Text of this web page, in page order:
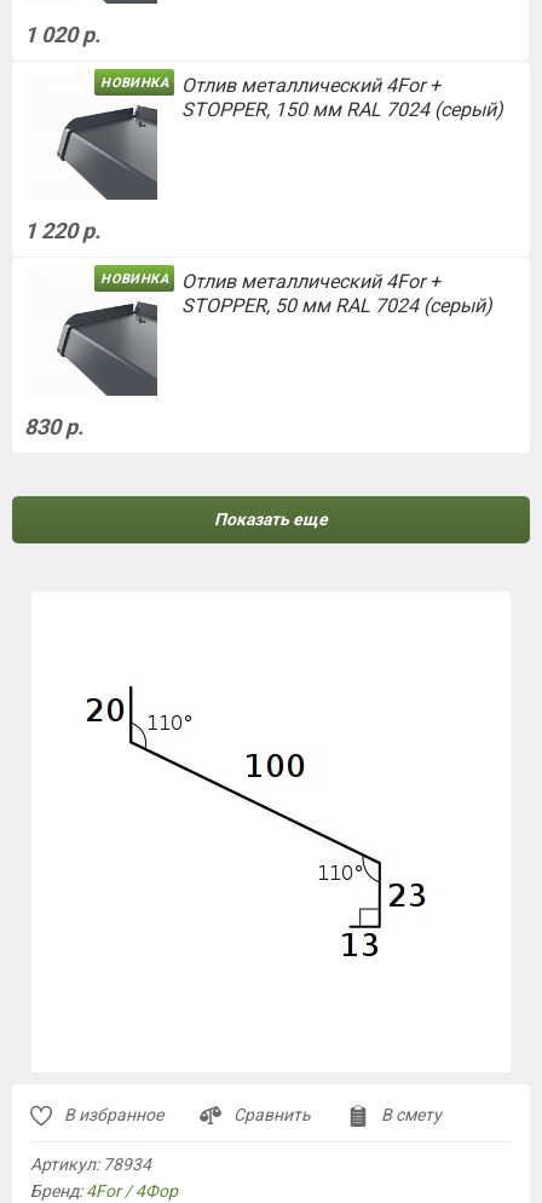
1 020 р.
НОВИНКА
Отлив металлический 4For +
STOPPER, 150 мм RAL 7024 (серый)
1 220 р.
НОВИНКА
Отлив металлический 4For +
STOPPER, 50 мм RAL 7024 (серый)
830 р.
Показать еще
В избранное Сравнить В смету
Артикул: 78934
Бренд:4For / 4Фор